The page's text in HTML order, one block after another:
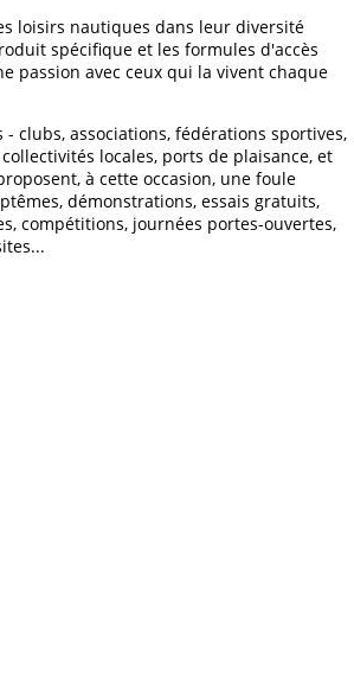
loisirs nautiques dans leur diversité
spécifique et les formules d'accès
passion avec ceux qui la vivent chaque
- clubs, associations, fédérations sportives,
locales, ports de plaisance, et
à cette occasion, une foule
démonstrations, essais gratuits,
compétitions, journées portes-ouvertes,